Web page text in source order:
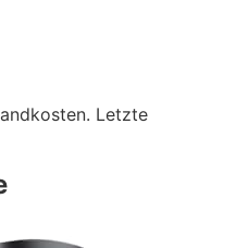
Letzte